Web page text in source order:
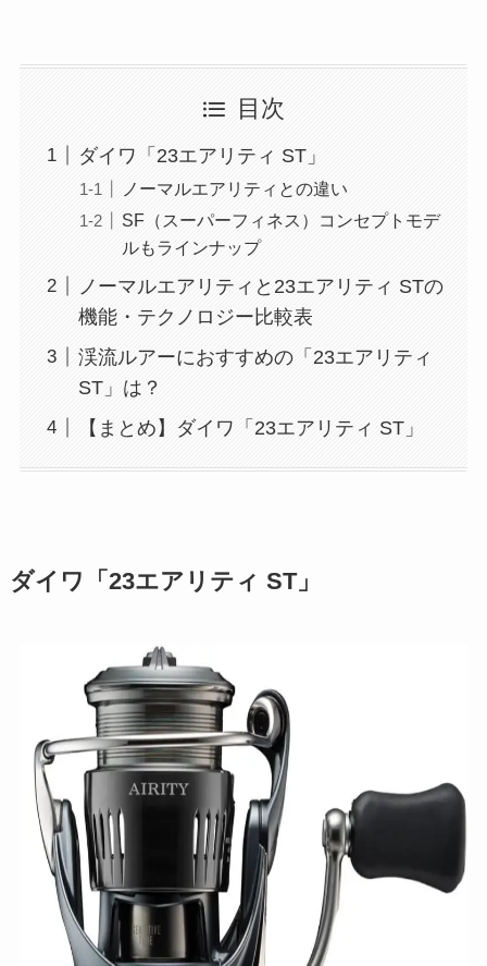
目次
ダイワ「23エアリティ ST」
ノーマルエアリティとの違い
SF（スーパーフィネス）コンセプトモデ
ルもラインナップ
ノーマルエアリティと23エアリティ STの
機能・テクノロジー比較表
渓流ルアーにおすすめの「23エアリティ
ST」は？
【まとめ】ダイワ「23エアリティ ST」
ダイワ「23エアリティ ST」